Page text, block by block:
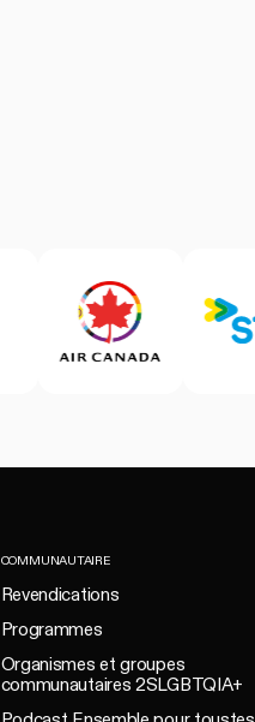
COMMUNAUTAIRE
Revendications
Programmes
Organismes et groupes
communautaires 2SLGBTQIA+